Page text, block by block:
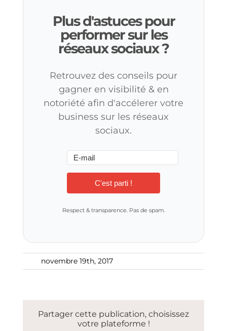
Plus d'astuces pour
performer sur les
réseaux sociaux ?
Retrouvez des conseils pour
gagner en visibilité & en
notoriété afin d'accélerer votre
business sur les réseaux
sociaux.
C'est parti !
Respect & transparence. Pas de spam.
novembre 19th, 2017
Partager cette publication, choisissez
votre plateforme !